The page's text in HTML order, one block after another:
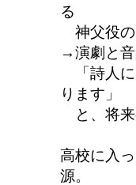
る
神父役の
→演劇と音
「詩人に
ります」
と、将来
高校に入
源。